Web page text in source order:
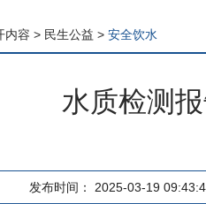
内容 > 民生公益 > 安全饮水
水质检测
发布时间： 2025-03-19